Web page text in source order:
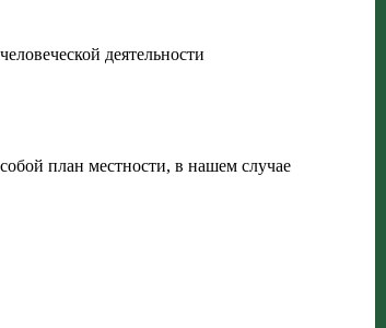
деятельности
план местности, в нашем случае